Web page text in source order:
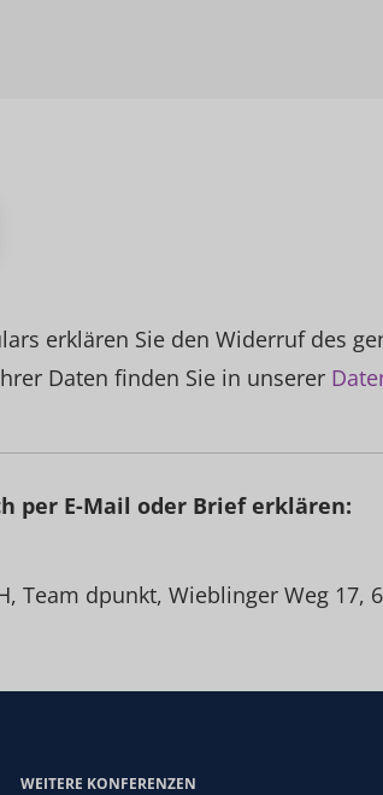
erklären Sie den Widerruf des
Daten finden Sie in unserer
per E-Mail oder Brief erklären:
Team dpunkt, Wieblinger Weg 17,
WEITERE KONFERENZEN